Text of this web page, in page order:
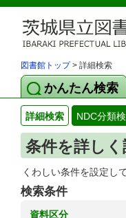
図書館トップ> 詳細検索
かんたん検索
詳細検索 NDC分類
条件を詳し
くわしい条件を設定し
検索条件
資料区分